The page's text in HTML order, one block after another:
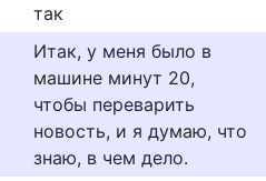
так
Итак, у меня было в
машине минут 20,
чтобы переварить
новость, и я думаю, что
знаю, в чем дело.